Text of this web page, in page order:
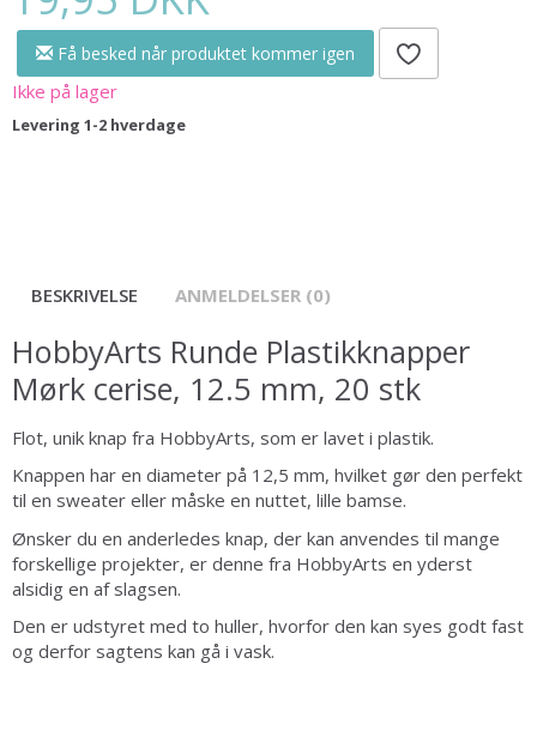
Få besked når produktet kommer igen
Ikke på lager
Levering 1-2 hverdage
BESKRIVELSE ANMELDELSER (0)
HobbyArts Runde Plastikknapper
Mørk cerise, 12.5 mm, 20 stk
Flot, unik knap fra HobbyArts, som er lavet i plastik.
Knappen har en diameter på 12,5 mm, hvilket gør den perfekt
til en sweater eller måske en nuttet, lille bamse.
Ønsker du en anderledes knap, der kan anvendes til mange
forskellige projekter, er denne fra HobbyArts en yderst
alsidig en af slagsen.
Den er udstyret med to huller, hvorfor den kan syes godt fast
og derfor sagtens kan gå i vask.